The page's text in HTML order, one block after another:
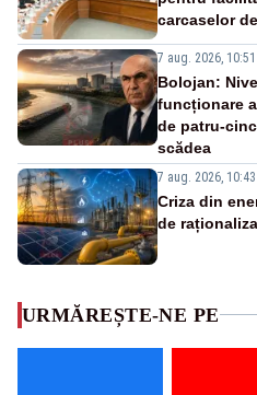
carcaselor
7 aug. 2026, 10:51
Bolojan:
funcționare
de patru-
scădea
7 aug. 2026, 10:43
Criza din
de
URMĂREȘTE-NE PE